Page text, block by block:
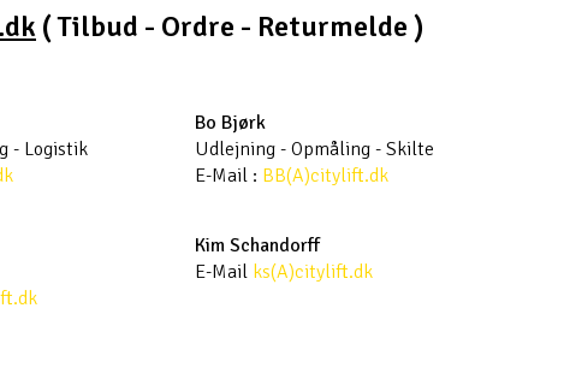
( Tilbud - Ordre - Returmelde )
- Logistik
Bo Bjørk
Udlejning - Opmåling - Skilte
E-Mail : BB(A)citylift.dk
Kim Schandorff
E-Mail ks(A)citylift.dk